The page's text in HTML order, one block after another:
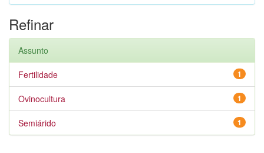
Refinar
Assunto
1
Fertilidade
1
Ovinocultura
1
Semiárido